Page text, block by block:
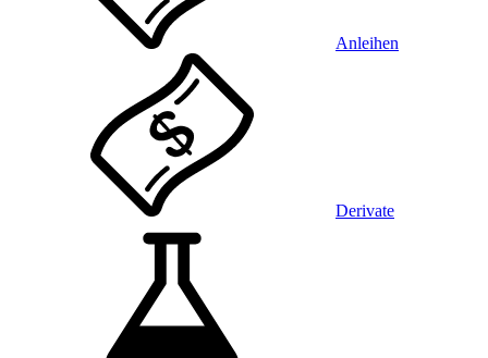
Anleihen
Derivate